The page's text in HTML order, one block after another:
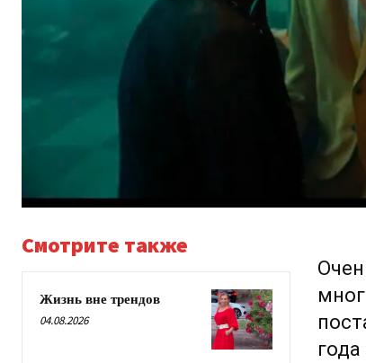
Смотрите также
Жизнь вне трендов
04.08.2026